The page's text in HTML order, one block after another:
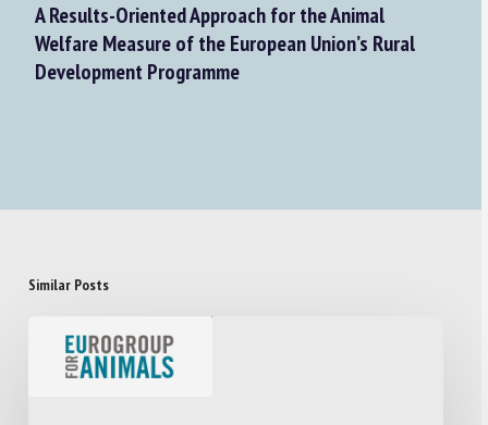
A Results-Oriented Approach for the Animal
Welfare Measure of the European Union’s Rural
Development Programme
Similar Posts